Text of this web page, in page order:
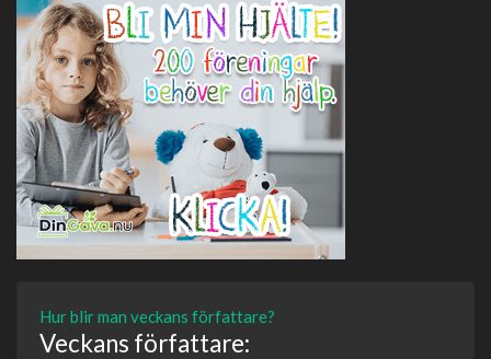
Hur blir man veckans författare?
Veckans författare: